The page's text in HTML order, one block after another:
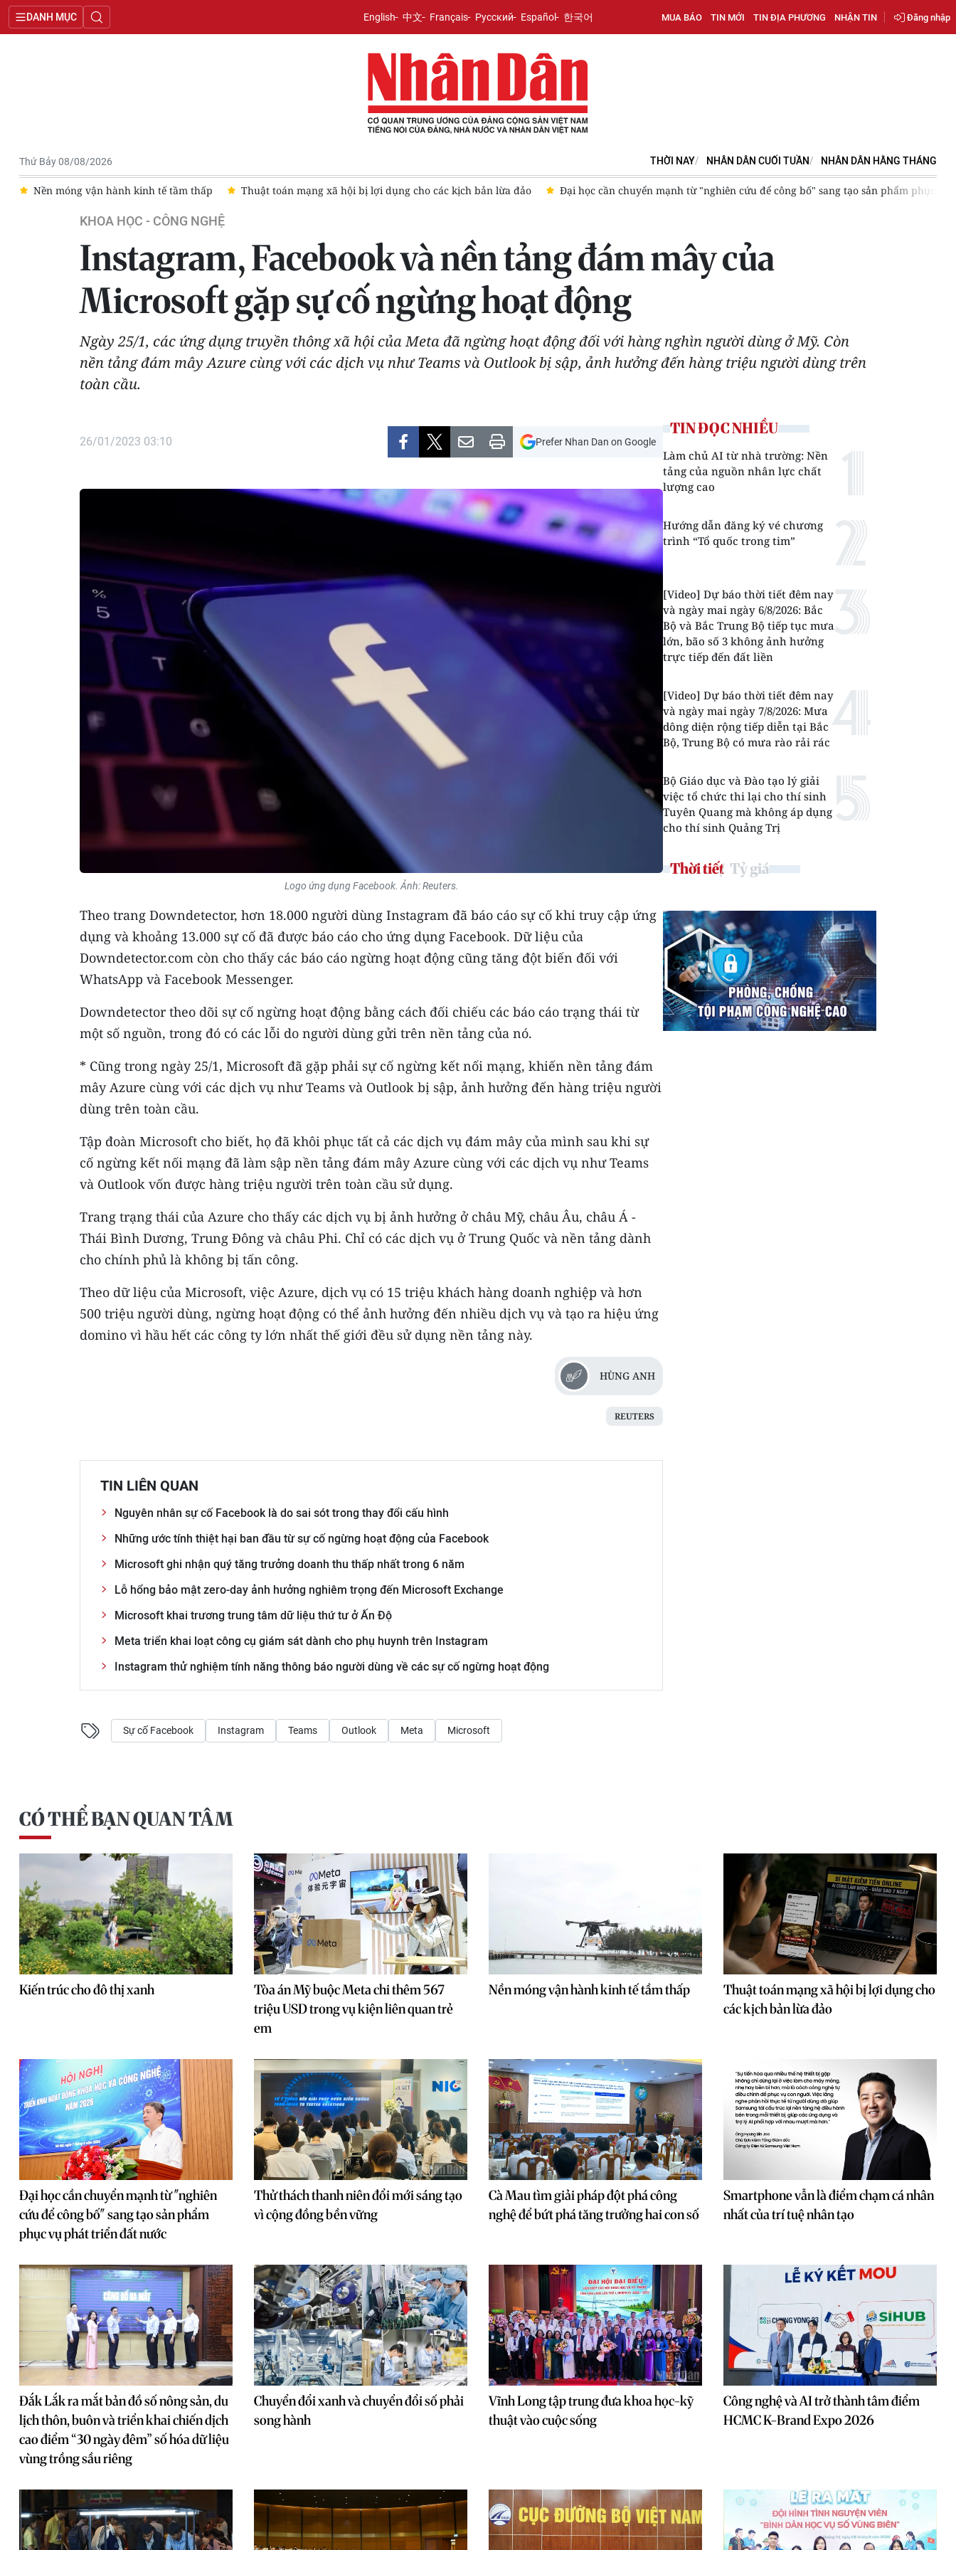
DANH MỤC English 中文 Français Русский Español 한국어 MUA BÁO TIN MỚI TIN ĐỊA PHƯƠNG NHẬN TIN Đăng nhập
Thứ Bảy 08/08/2026 THỜI NAY NHÂN DÂN CUỐI TUẦN NHÂN DÂN HẰNG THÁNG
Nền móng vận hành kinh tế tầm thấp Thuật toán mạng xã hội bị lợi dụng cho các kịch bản lừa đảo Đại học cần chuyển mạnh từ "nghiên cứu để công bố" sang tạo sản phẩm phục vụ
KHOA HỌC - CÔNG NGHỆ
Instagram, Facebook và nền tảng đám mây của
Microsoft gặp sự cố ngừng hoạt động
Ngày 25/1, các ứng dụng truyền thông xã hội của Meta đã ngừng hoạt động đối với hàng nghìn người dùng ở Mỹ. Còn
nền tảng đám mây Azure cùng với các dịch vụ như Teams và Outlook bị sập, ảnh hưởng đến hàng triệu người dùng trên
toàn cầu.
26/01/2023 03:10 Prefer Nhan Dan on Google
Logo ứng dụng Facebook. Ảnh: Reuters.
Theo trang Downdetector, hơn 18.000 người dùng Instagram đã báo cáo sự cố khi truy cập ứng
dụng và khoảng 13.000 sự cố đã được báo cáo cho ứng dụng Facebook. Dữ liệu của
Downdetector.com còn cho thấy các báo cáo ngừng hoạt động cũng tăng đột biến đối với
WhatsApp và Facebook Messenger.
Downdetector theo dõi sự cố ngừng hoạt động bằng cách đối chiếu các báo cáo trạng thái từ
một số nguồn, trong đó có các lỗi do người dùng gửi trên nền tảng của nó.
* Cũng trong ngày 25/1, Microsoft đã gặp phải sự cố ngừng kết nối mạng, khiến nền tảng đám
mây Azure cùng với các dịch vụ như Teams và Outlook bị sập, ảnh hưởng đến hàng triệu người
dùng trên toàn cầu.
Tập đoàn Microsoft cho biết, họ đã khôi phục tất cả các dịch vụ đám mây của mình sau khi sự
cố ngừng kết nối mạng đã làm sập nền tảng đám mây Azure cùng với các dịch vụ như Teams
và Outlook vốn được hàng triệu người trên toàn cầu sử dụng.
Trang trạng thái của Azure cho thấy các dịch vụ bị ảnh hưởng ở châu Mỹ, châu Âu, châu Á -
Thái Bình Dương, Trung Đông và châu Phi. Chỉ có các dịch vụ ở Trung Quốc và nền tảng dành
cho chính phủ là không bị tấn công.
Theo dữ liệu của Microsoft, việc Azure, dịch vụ có 15 triệu khách hàng doanh nghiệp và hơn
500 triệu người dùng, ngừng hoạt động có thể ảnh hưởng đến nhiều dịch vụ và tạo ra hiệu ứng
domino vì hầu hết các công ty lớn nhất thế giới đều sử dụng nền tảng này.
HÙNG ANH
REUTERS
TIN LIÊN QUAN
Nguyên nhân sự cố Facebook là do sai sót trong thay đổi cấu hình
Những ước tính thiệt hại ban đầu từ sự cố ngừng hoạt động của Facebook
Microsoft ghi nhận quý tăng trưởng doanh thu thấp nhất trong 6 năm
Lỗ hổng bảo mật zero-day ảnh hưởng nghiêm trọng đến Microsoft Exchange
Microsoft khai trương trung tâm dữ liệu thứ tư ở Ấn Độ
Meta triển khai loạt công cụ giám sát dành cho phụ huynh trên Instagram
Instagram thử nghiệm tính năng thông báo người dùng về các sự cố ngừng hoạt động
Sự cố Facebook Instagram Teams Outlook Meta Microsoft
TIN ĐỌC NHIỀU
Làm chủ AI từ nhà trường: Nền
tảng của nguồn nhân lực chất
lượng cao
Hướng dẫn đăng ký vé chương
trình “Tổ quốc trong tim”
[Video] Dự báo thời tiết đêm nay
và ngày mai ngày 6/8/2026: Bắc
Bộ và Bắc Trung Bộ tiếp tục mưa
lớn, bão số 3 không ảnh hưởng
trực tiếp đến đất liền
[Video] Dự báo thời tiết đêm nay
và ngày mai ngày 7/8/2026: Mưa
dông diện rộng tiếp diễn tại Bắc
Bộ, Trung Bộ có mưa rào rải rác
Bộ Giáo dục và Đào tạo lý giải
việc tổ chức thi lại cho thí sinh
Tuyên Quang mà không áp dụng
cho thí sinh Quảng Trị
Thời tiết Tỷ giá
CÓ THỂ BẠN QUAN TÂM
Kiến trúc cho đô thị xanh
Tòa án Mỹ buộc Meta chi thêm 567
triệu USD trong vụ kiện liên quan trẻ
em
Nền móng vận hành kinh tế tầm thấp
Thuật toán mạng xã hội bị lợi dụng cho
các kịch bản lừa đảo
Đại học cần chuyển mạnh từ "nghiên
cứu để công bố" sang tạo sản phẩm
phục vụ phát triển đất nước
Thử thách thanh niên đổi mới sáng tạo
vì cộng đồng bền vững
Cà Mau tìm giải pháp đột phá công
nghệ để bứt phá tăng trưởng hai con số
Smartphone vẫn là điểm chạm cá nhân
nhất của trí tuệ nhân tạo
Đắk Lắk ra mắt bản đồ số nông sản, du
lịch thôn, buôn và triển khai chiến dịch
cao điểm “30 ngày đêm” số hóa dữ liệu
vùng trồng sầu riêng
Chuyển đổi xanh và chuyển đổi số phải
song hành
Vĩnh Long tập trung đưa khoa học-kỹ
thuật vào cuộc sống
Công nghệ và AI trở thành tâm điểm
HCMC K-Brand Expo 2026